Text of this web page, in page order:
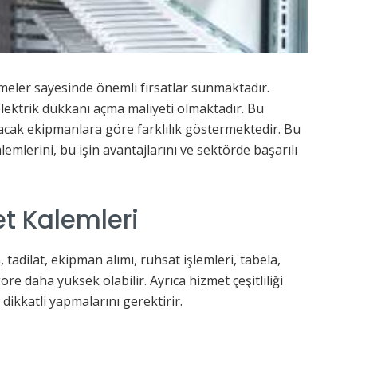
sayesinde önemli fırsatlar sunmaktadır.
dükkanı açma maliyeti olmaktadır. Bu
ekipmanlara göre farklılık göstermektedir. Bu
bu işin avantajlarını ve sektörde başarılı
Kalemleri
ekipman alımı, ruhsat işlemleri, tabela,
daha yüksek olabilir. Ayrıca hizmet çeşitliliği
yapmalarını gerektirir.